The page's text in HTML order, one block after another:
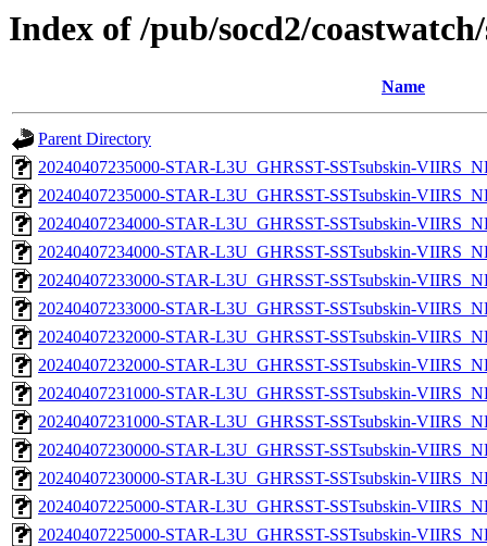
Index of /pub/socd2/
Name
Parent Directory
20240407235000-STAR-L3U_GHRSST-SSTsubskin-
20240407235000-STAR-L3U_GHRSST-SSTsubskin-
20240407234000-STAR-L3U_GHRSST-SSTsubskin-
20240407234000-STAR-L3U_GHRSST-SSTsubskin-
20240407233000-STAR-L3U_GHRSST-SSTsubskin-
20240407233000-STAR-L3U_GHRSST-SSTsubskin-
20240407232000-STAR-L3U_GHRSST-SSTsubskin-
20240407232000-STAR-L3U_GHRSST-SSTsubskin-
20240407231000-STAR-L3U_GHRSST-SSTsubskin-
20240407231000-STAR-L3U_GHRSST-SSTsubskin-
20240407230000-STAR-L3U_GHRSST-SSTsubskin-
20240407230000-STAR-L3U_GHRSST-SSTsubskin-
20240407225000-STAR-L3U_GHRSST-SSTsubskin-
20240407225000-STAR-L3U_GHRSST-SSTsubskin-